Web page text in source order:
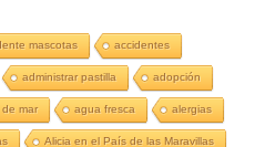
mascotas accidentes
administrar pastilla adopción
mar agua fresca alergias
Alicia en el País de las Maravillas